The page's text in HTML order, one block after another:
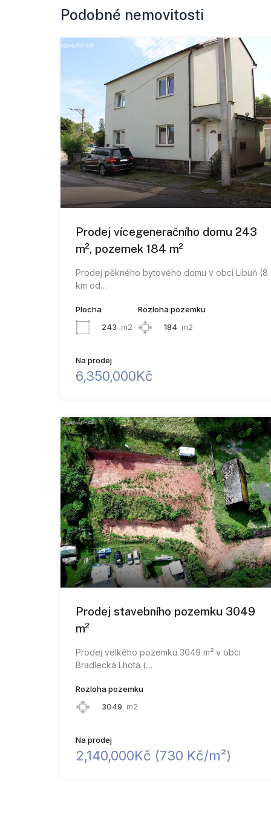
Podobné nemovitosti
Prodej vícegeneračního domu 243
m², pozemek 184 m²
Prodej pěkného bytového domu v obci Libuň (8
km od…
Plocha
243 m2
Rozloha pozemku
184 m2
Na prodej
6,350,000Kč
Prodej stavebního pozemku 3049
m²
Prodej velkého pozemku 3049 m² v obci
Bradlecká Lhota (…
Rozloha pozemku
3049 m2
Na prodej
2,140,000Kč (​7​3​0​ ​K​č​/​m​²​)​